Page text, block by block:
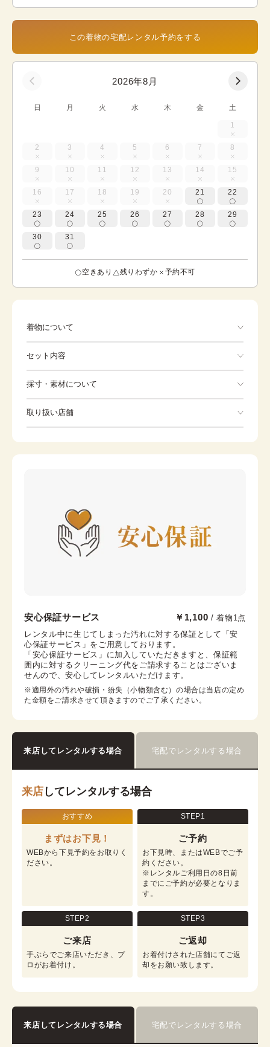
この着物の宅配レンタル予約をする
2026年8月
日 月 火 水 木 金 土
1
2 3 4 5 6 7 8
9 10 11 12 13 14 15
16 17 18 19 20 21 22
23 24 25 26 27 28 29
30 31
空きあり 残りわずか 予約不可
着物について
（のし）文様をあしらった、気品あふれる色留袖です。 文
熨斗文様は「多くの人からの祝福を受け、その幸せを分か
ち合う」という意味を持つ、格調高い吉祥文様。派手すぎ
ず、かつ地味にならない絶妙な色彩構成により、ご年齢を
問わず、お召しいただけます。 作家の確かな技量を示す落
款入り。ご親族の結婚式や披露宴、祝賀会など、人生の節
セット内容
※着付けに必要な一式をすべて含みます。
着物
足袋 肌着
帯揚げ 伊達襟
末広 コーリンベルト
採寸・素材について
身丈 157cm
取り扱い店舗
京都府京都市下京区烏丸通七条下る東塩小路町721−1 京
都タワービル3F
営業時間： 10:00 ~ 17:30
着付け最終受付時間：15:30
返却締め切り時間：17:30
安心保証サービス ￥1,100 / 着物1点
レンタル中に生じてしまった汚れに対する保証として「安
心保証サービス」をご用意しております。
「安心保証サービス」に加入していただきますと、保証範
囲内に対するクリーニング代をご請求することはございま
せんので、安心してレンタルいただけます。
※適用外の汚れや破損・紛失（小物類含む）の場合は当店の定め
た金額をご請求させて頂きますのでご了承ください。
来店してレンタルする場合 宅配でレンタルする場合
来店 してレンタルする場合
おすすめ
まずはお下見！
WEBから下見予約をお取りく
ださい。
STEP1
ご予約
お下見時、またはWEBでご予
約ください。
※レンタルご利用日の8日前
までにご予約が必要となりま
す。
STEP2
ご来店
手ぶらでご来店いただき、プ
ロがお着付け。
STEP3
ご返却
お着付けされた店舗にてご返
却をお願い致します。
来店してレンタルする場合 宅配でレンタルする場合